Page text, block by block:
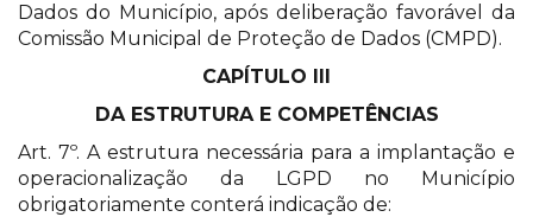
Dados do Município, após deliberação favorável da
Comissão Municipal de Proteção de Dados (CMPD).
CAPÍTULO III
DA ESTRUTURA E COMPETÊNCIAS
Art. 7º. A estrutura necessária para a implantação e
operacionalização da LGPD no Município
obrigatoriamente conterá indicação de: